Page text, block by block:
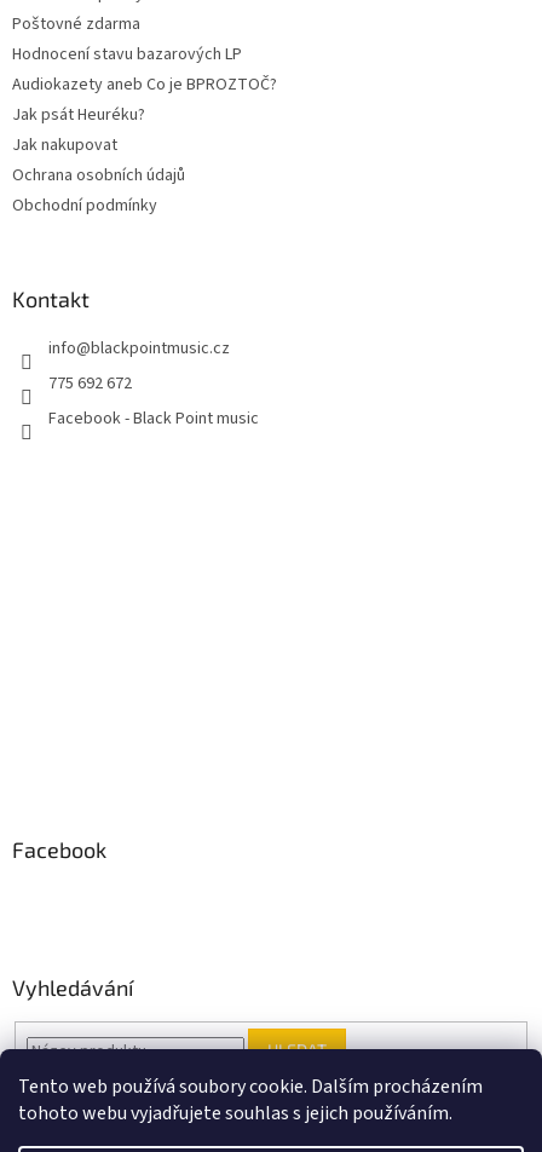
Tento web používá soubory cookie. Dalším procházením
tohoto webu vyjadřujete souhlas s jejich používáním.
Poštovné zdarma
Hodnocení stavu bazarových LP
Audiokazety aneb Co je BPROZTOČ?
Jak psát Heuréku?
Jak nakupovat
Ochrana osobních údajů
Obchodní podmínky
Kontakt
info@blackpointmusic.cz
775 692 672
Facebook - Black Point music
Facebook
Vyhledávání
HLEDAT